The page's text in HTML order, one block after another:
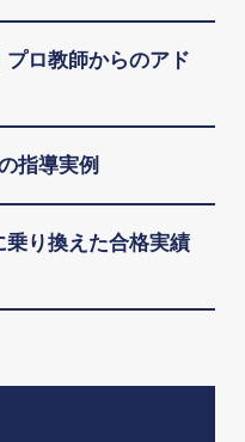
ロ教師からのアド
指導実例
り換えた合格実績